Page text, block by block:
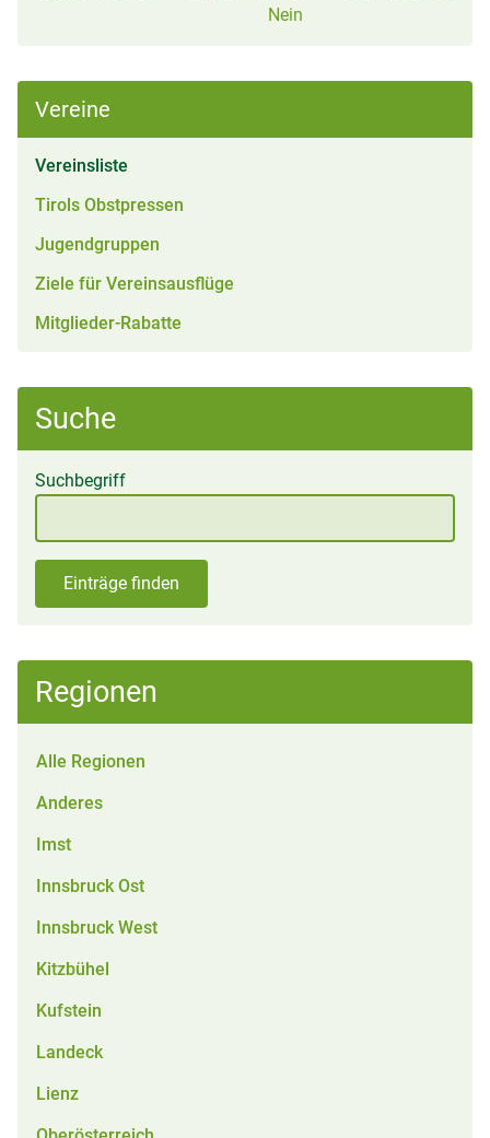
Vereine
Vereinsliste
Tirols Obstpressen
Jugendgruppen
Ziele für Vereinsausflüge
Mitglieder-Rabatte
Suche
Suchbegriff
Einträge finden
Regionen
Alle Regionen
Anderes
Imst
Innsbruck Ost
Innsbruck West
Kitzbühel
Kufstein
Landeck
Lienz
Nein